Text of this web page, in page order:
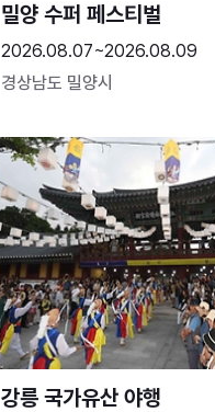
밀양 수퍼 페스티벌
2026.08.07~2026.08.09
경상남도 밀양시
강릉 국가유산 야행